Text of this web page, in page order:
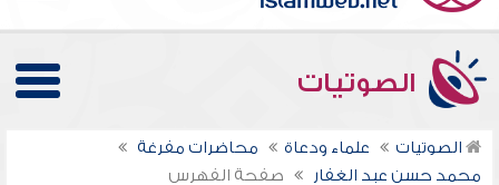
الصوتيات
الصوتيات علماء ودعاة
محاضرات مفرغة
محمد حسن عبد الغفار
صفحة الفهرس